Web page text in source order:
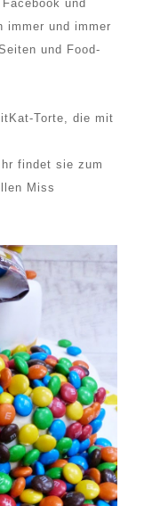
und
immer und immer
und Food-
Torte, die mit
findet sie zum
Miss